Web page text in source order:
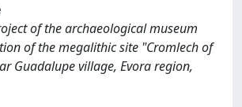
of the archaeological museum
of the megalithic site "Cromlech of
Guadalupe village, Evora region,